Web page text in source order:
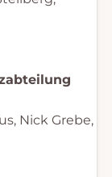
Nick Grebe,